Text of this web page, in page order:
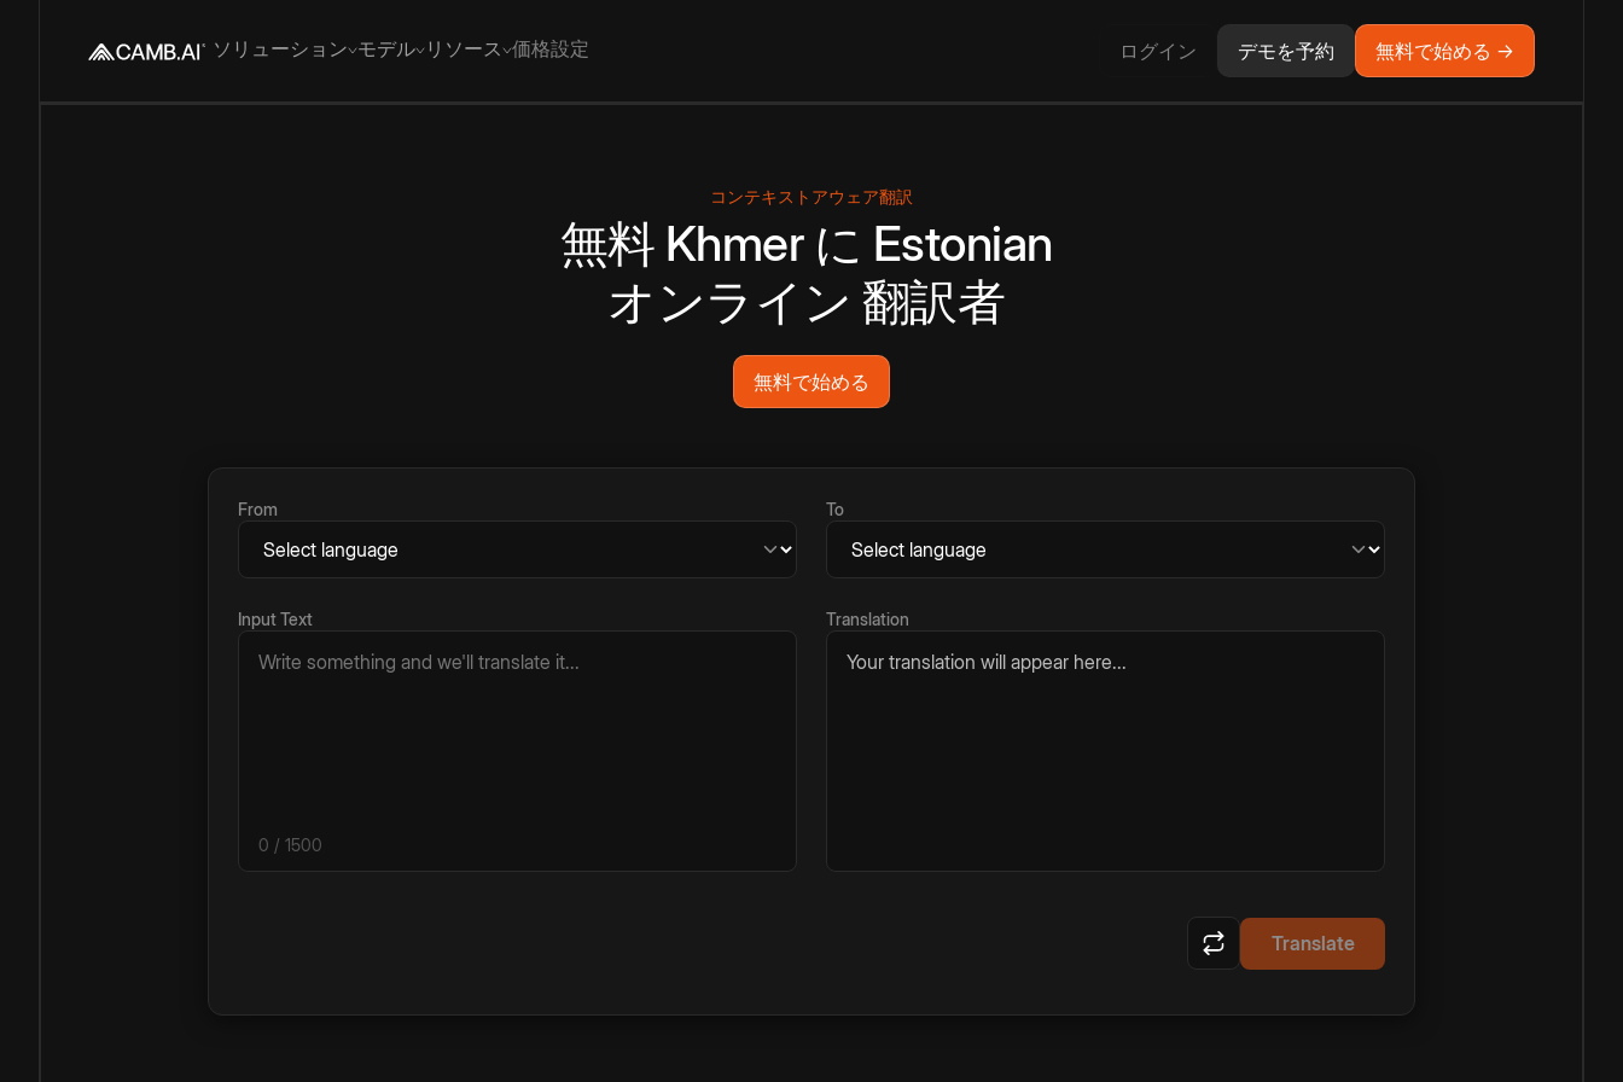
ソリューション モデル リソース 価格設定 ログイン デモを予約 無料で始める →
コンテキストアウェア翻訳
無料 Khmer に Estonian
オンライン 翻訳者
無料で始める
From To
Input Text
0 / 1500
Translation
Your translation will appear here...
Translate